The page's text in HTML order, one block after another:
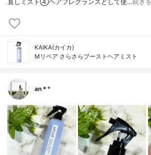
直しミスト④ヘアフレグランスとして使…続き
KAIKA(カイカ)
Mリペア さらさらブーストヘアミスト
an＊°